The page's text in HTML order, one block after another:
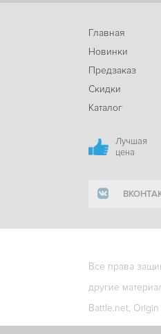
Главная
Новинки
Предзаказ
Скидки
Каталог
Лучшая
цена
Все права
другие
Battle.net,